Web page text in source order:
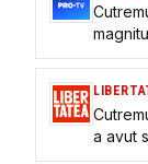
a avut